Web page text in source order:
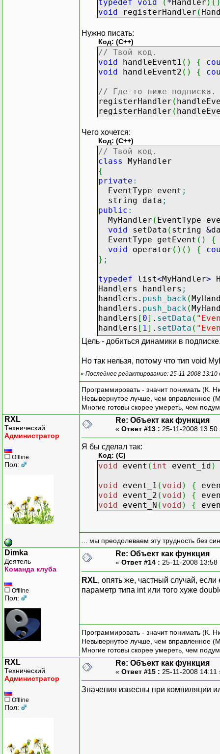
typedef
void ( *Handler ) (
void registerHandler (
Нужно писать:
Код: (C++)
// Твой код.
void handleEvent1 ( ) {
void handleEvent2 ( ) {
// Где-то ниже подписка.
registerHandler (
registerHandler (
Чего хочется:
Код: (C++)
// Твой код.
class
MyHandler
{
private :
EventType event ;
string data ;
public :
MyHandler ( EventType
void setData ( string &
EventType getEvent ( )
{
void operator ( ) ( ) {
} ;
typedef list<MyHandler>
Handlers handlers ;
handlers. push_back (
handlers. push_back (
handlers [ 0] . setData (
handlers [ 1 ] . setData (
// Где-то ниже подписка.
for(Handlers::iterator
registerHandler
Цель - добиться динамики в
Но так нельзя, потому что тип void
« Последнее редактирование: 25-11-2008 13:10
Программировать - значит понимать (К.
Невывернутое лучше, чем вправленное
Многие готовы скорее умереть, чем
RXL
Технический
Администратор
Offline
Пол:
Re: Объект как функция
« Ответ #13 : 25-11-2008
Я бы сделал так:
Код: (C)
void event ( int event_id )
void event_1 ( void ) {
void event_2 ( void ) {
void event_N ( void ) {
... мы преодолеваем эту трудность без
Dimka
Деятель
Команда клуба
Offline
Пол:
Re: Объект как функция
« Ответ #14 : 25-11-2008
RXL, опять же, частный случай,
параметр типа int или того хуже
Программировать - значит понимать (К.
Невывернутое лучше, чем вправленное
Многие готовы скорее умереть, чем
RXL
Технический
Администратор
Offline
Пол:
Re: Объект как функция
« Ответ #15 : 25-11-2008
Значения извесны при компиляции